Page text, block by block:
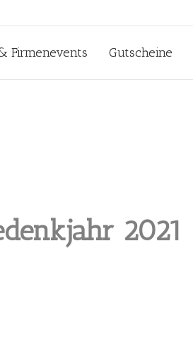
Firmenevents Gutscheine
2021